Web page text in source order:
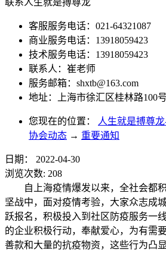
客服服务电话：021-64321087
商业服务电话：13918059423
技术服务电话：13918059423
联系人：崔老师
服务邮箱： shxtb@163.com
地址：上海市徐汇区桂林路100
您现在的位置： 人生就是搏尊
协会动态 → 重要通知
日期：
2022-04-30
浏览次数: 208
自上海疫情爆发以来，全社会都
坚战中，面对疫情考验，大家众志成
跃报名，积极投入到社区防疫服务一
的企业积极行动，奉献爱心，为有需
善款和大量的抗疫物资，这些行为凸